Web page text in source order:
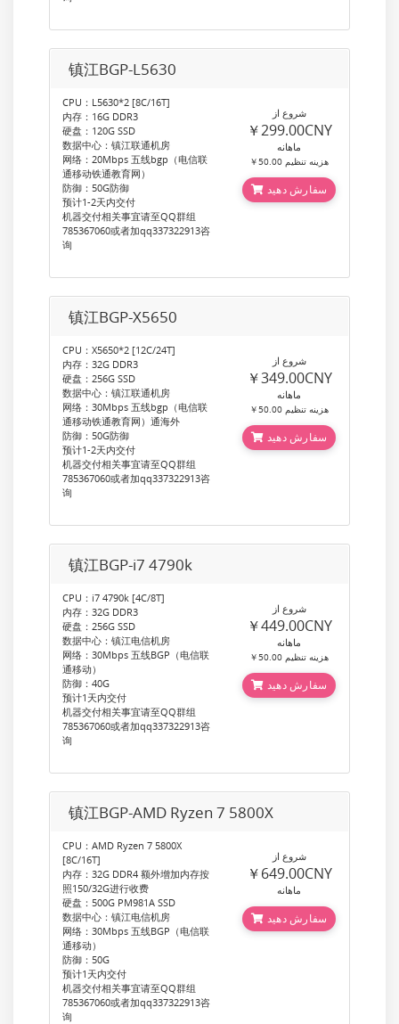
镇江BGP-L5630
CPU：L5630*2 [8C/16T]
内存：16G DDR3
硬盘：120G SSD
数据中心：镇江联通机房
网络：20Mbps 五线bgp（电信联
通移动铁通教育网）
防御：50G防御
预计1-2天内交付
机器交付相关事宜请至QQ群组
785367060或者加qq337322913咨
询
شروع از
￥299.00CNY
ماهانه
￥50.00 هزینه تنظیم
سفارش دهید
镇江BGP-X5650
CPU：X5650*2 [12C/24T]
内存：32G DDR3
硬盘：256G SSD
数据中心：镇江联通机房
网络：30Mbps 五线bgp（电信联
通移动铁通教育网）通海外
防御：50G防御
预计1-2天内交付
机器交付相关事宜请至QQ群组
785367060或者加qq337322913咨
询
شروع از
￥349.00CNY
ماهانه
￥50.00 هزینه تنظیم
سفارش دهید
镇江BGP-i7 4790k
CPU：i7 4790k [4C/8T]
内存：32G DDR3
硬盘：256G SSD
数据中心：镇江电信机房
网络：30Mbps 五线BGP（电信联
通移动）
防御：40G
预计1天内交付
机器交付相关事宜请至QQ群组
785367060或者加qq337322913咨
询
شروع از
￥449.00CNY
ماهانه
￥50.00 هزینه تنظیم
سفارش دهید
镇江BGP-AMD Ryzen 7 5800X
CPU：AMD Ryzen 7 5800X
[8C/16T]
内存：32G DDR4 额外增加内存按
照150/32G进行收费
硬盘：500G PM981A SSD
数据中心：镇江电信机房
网络：30Mbps 五线BGP（电信联
通移动）
防御：50G
预计1天内交付
机器交付相关事宜请至QQ群组
785367060或者加qq337322913咨
询
شروع از
￥649.00CNY
ماهانه
سفارش دهید